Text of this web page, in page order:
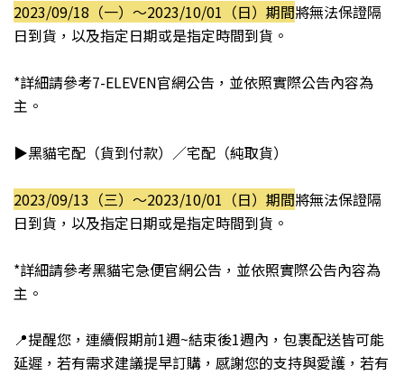
2023/09/18（一）～2023/10/01（日）期間將無法保證隔
日到貨，以及指定日期或是指定時間到貨。
*詳細請參考7-ELEVEN官網公告，並依照實際公告內容為
主。
▶黑貓宅配（貨到付款）／宅配（純取貨）
2023/09/13（三）～2023/10/01（日）期間將無法保證隔
日到貨，以及指定日期或是指定時間到貨。
*詳細請參考黑貓宅急便官網公告 ，並依照實際公告內容為
主。
📍提醒您 ， 連續假期前1週~結束後1週內 ， 包裹配送皆可能
延遲 ，若有需求建議提早訂購 ， 感謝您的支持與愛護，若有